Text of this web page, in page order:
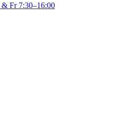
Fr 7:30–16:00